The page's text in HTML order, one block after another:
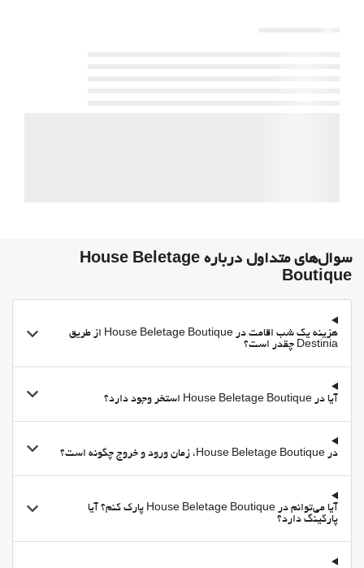
سوال‌های متداول درباره House Beletage
Boutique
هزینه یک شب اقامت در House Beletage Boutique از طریق
Destinia چقدر است؟
آیا در House Beletage Boutique استخر وجود دارد؟
در House Beletage Boutique، زمان ورود و خروج چگونه است؟
آیا می‌توانم در House Beletage Boutique پارک کنم؟ آیا
پارکینگ دارد؟